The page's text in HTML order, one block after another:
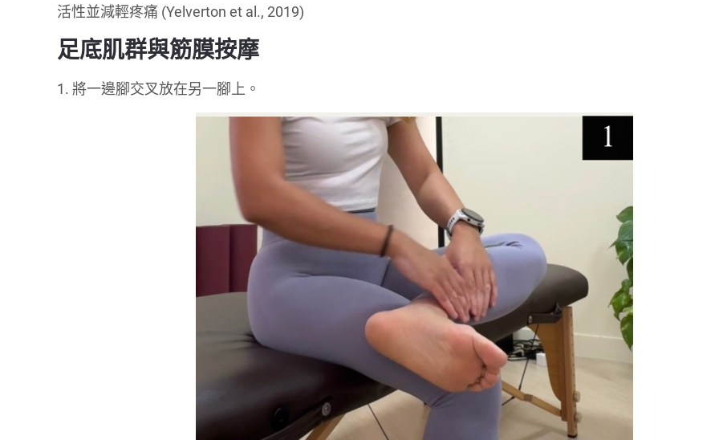
活性並減輕疼痛 (Yelverton et al., 2019)
足底肌群與筋膜按摩
1. 將一邊腳交叉放在另一腳上。